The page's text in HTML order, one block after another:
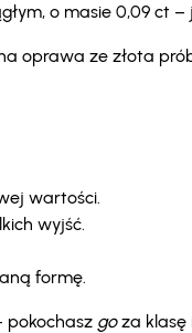
o masie 0,09 ct
oprawa ze złota
wartości.
wyjść.
formę.
pokochasz goza klasę